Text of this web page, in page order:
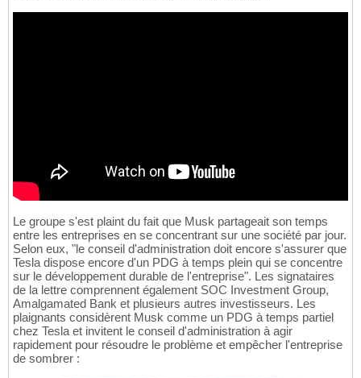
Le groupe s'est plaint du fait que Musk partageait son temps
entre les entreprises en se concentrant sur une société par jour.
Selon eux, "le conseil d'administration doit encore s'assurer que
Tesla dispose encore d'un PDG à temps plein qui se concentre
sur le développement durable de l'entreprise". Les signataires
de la lettre comprennent également SOC Investment Group,
Amalgamated Bank et plusieurs autres investisseurs. Les
plaignants considèrent Musk comme un PDG à temps partiel
chez Tesla et invitent le conseil d'administration à agir
rapidement pour résoudre le problème et empêcher l'entreprise
de sombrer :